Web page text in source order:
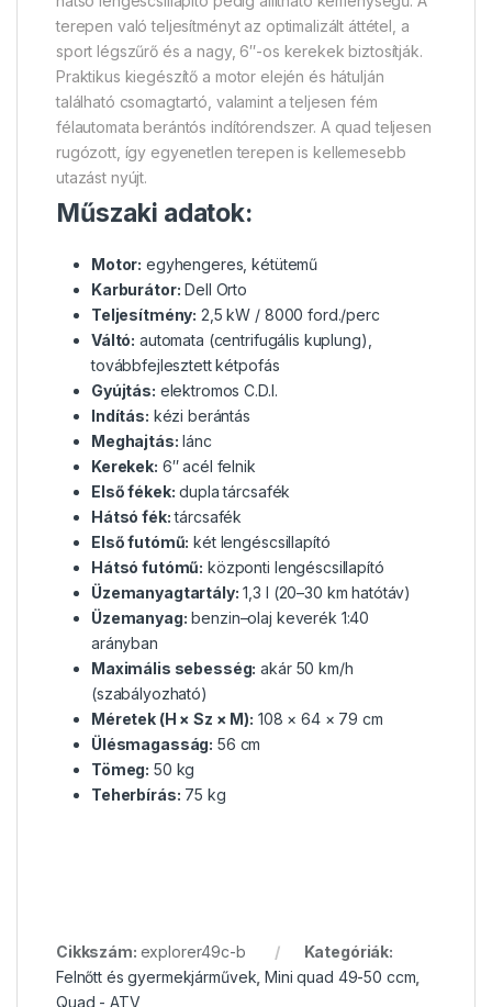
terepen való teljesítményt az optimalizált áttétel, a
sport légszűrő és a nagy, 6″-os kerekek biztosítják.
Praktikus kiegészítő a motor elején és hátulján
található csomagtartó, valamint a teljesen fém
félautomata berántós indítórendszer. A quad teljesen
rugózott, így egyenetlen terepen is kellemesebb
utazást nyújt.
Műszaki adatok:
Motor: egyhengeres, kétütemű
Karburátor: Dell Orto
Teljesítmény: 2,5 kW / 8000 ford./perc
Váltó: automata (centrifugális kuplung),
továbbfejlesztett kétpofás
Gyújtás: elektromos C.D.I.
Indítás: kézi berántás
Meghajtás: lánc
Kerekek: 6″ acél felnik
Első fékek: dupla tárcsafék
Hátsó fék:tárcsafék
Első futómű: két lengéscsillapító
Hátsó futómű: központi lengéscsillapító
Üzemanyagtartály: 1,3 l (20–30 km hatótáv)
Üzemanyag: benzin–olaj keverék 1:40
arányban
Maximális sebesség: akár 50 km/h
(szabályozható)
Méretek (H × Sz × M): 108 × 64 × 79 cm
Ülésmagasság: 56 cm
Tömeg: 50 kg
Teherbírás: 75 kg
Cikkszám: explorer49c-b
Kategóriák:
Felnőtt és gyermekjárművek ,Mini quad 49-50 ccm
Quad - ATV